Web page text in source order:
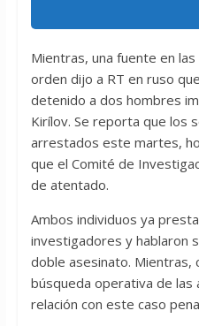
Mientras, una fuente en
orden dijo a RT en ruso
detenido a dos hombres
Kirílov. Se reporta que los
arrestados este martes,
que el Comité de
de atentado.
Ambos individuos ya
investigadores y hablaron
doble asesinato. Mientras,
búsqueda operativa de las
relación con este caso